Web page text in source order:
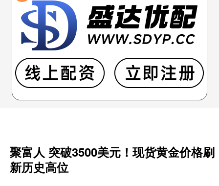
聚富人 突破3500美元！现货黄金价格刷
新历史高位